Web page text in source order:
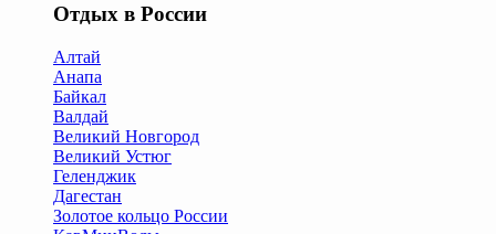
Отдых в России
Алтай
Анапа
Байкал
Валдай
Великий Новгород
Великий Устюг
Геленджик
Дагестан
Золотое кольцо России